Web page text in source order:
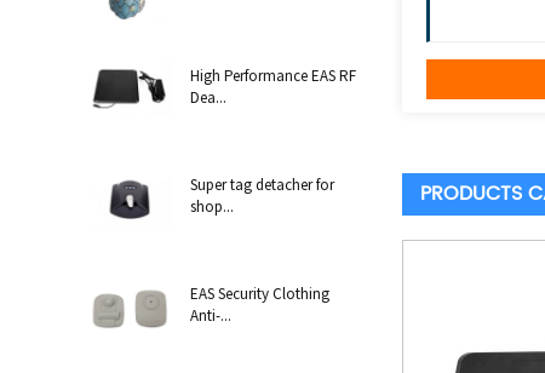
High Performance EAS RF
Dea...
Super tag detacher for
shop...
EAS Security Clothing
Anti-...
PRODUCTS